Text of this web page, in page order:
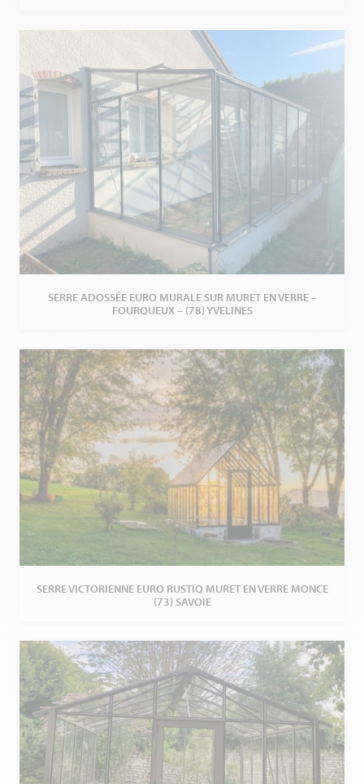
SERRE ADOSSÉE EURO MURALE SUR MURET EN VERRE –
FOURQUEUX – (78) YVELINES
SERRE VICTORIENNE EURO RUSTIQ MURET EN VERRE MONCE
(73) SAVOIE